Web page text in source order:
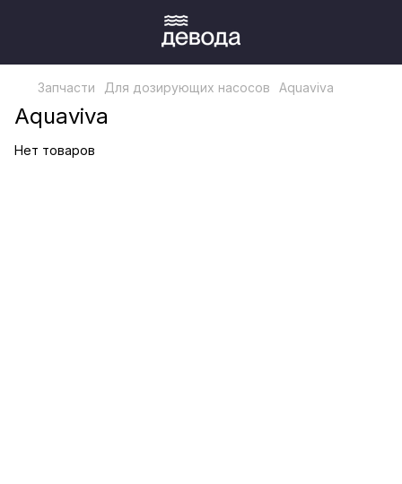
Запчасти Для дозирующих насосов Aquaviva
Aquaviva
Нет товаров